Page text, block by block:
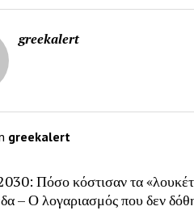
greekalert
greekalert
Πόσο κόστισαν τα
– Ο λογαριασμός που δεν